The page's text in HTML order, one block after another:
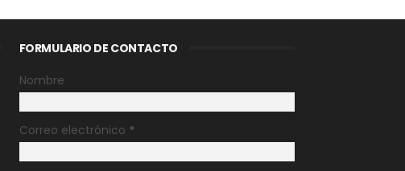
FORMULARIO DE CONTACTO
Nombre
Correo electrónico *